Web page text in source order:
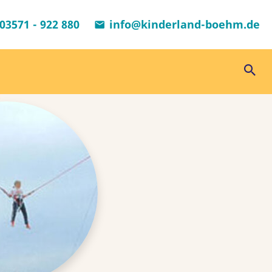
03571 - 922 880 info@kinderland-boehm.de